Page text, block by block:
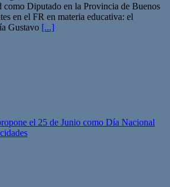
como Diputado en la Provincia de Buenos
en el FR en materia educativa: el
Gustavo [...]